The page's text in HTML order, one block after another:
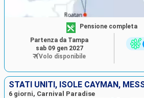
Pensione completa
Partenza da Tampa
sab 09 gen 2027
Volo disponibile
STATI UNITI, ISOLE CAYMAN,
6 giorni, Carnival Paradise